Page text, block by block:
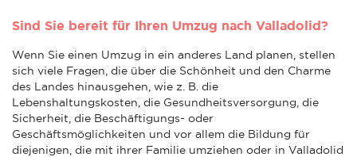
Sind Sie bereit für Ihren Umzug nach Valladolid?
Wenn Sie einen Umzug in ein anderes Land planen, stellen
sich viele Fragen, die über die Schönheit und den Charme
des Landes hinausgehen, wie z. B. die
Lebenshaltungskosten, die Gesundheitsversorgung, die
Sicherheit, die Beschäftigungs- oder
Geschäftsmöglichkeiten und vor allem die Bildung für
diejenigen, die mit ihrer Familie umziehen oder in Valladolid